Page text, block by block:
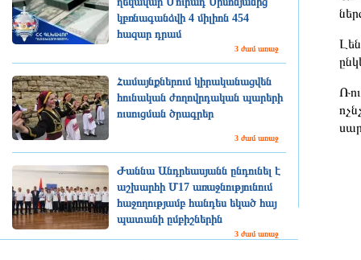
կբռնագանձվի 4 միլիոն 454
հազար դրամ
3 ժամ առաջ
Համայնքներում կիրականացվեն
հունական ժողովրդական պարերի
ուսուցման ծրագրեր
3 ժամ առաջ
Ժաննա Անդրեասյանն ընդունել է
աշխարհի Մ17 առաջնությունում
հաջողությամբ հանդես եկած հայ
պատանի ըմբիշներին
3 ժամ առաջ